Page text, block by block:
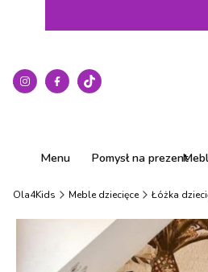
Menu Pomysł na prezent
Ola4Kids Meble dziecięce Łóżka